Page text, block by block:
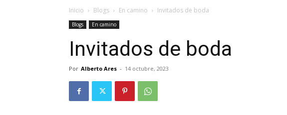
Inicio Blogs En camino Invitados de boda
Blogs En camino
Invitados de boda
Por Alberto Ares - 14 octubre, 2023